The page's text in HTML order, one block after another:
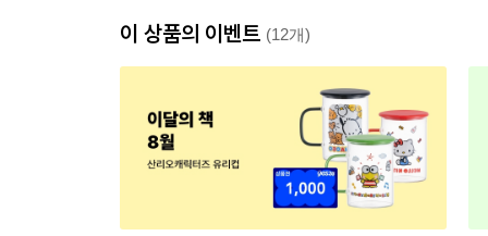
이 상품의 이벤트 (12개)